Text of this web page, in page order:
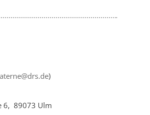
)
6, 89073 Ulm